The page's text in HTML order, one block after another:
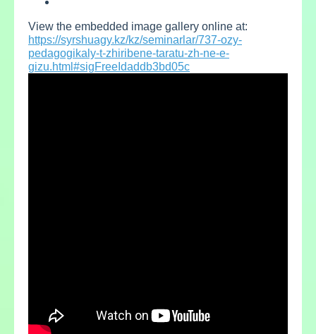
View the embedded image gallery online at:
https://syrshuagy.kz/kz/seminarlar/737-ozy-
pedagogikaly-t-zhiribene-taratu-zh-ne-e-
gizu.html#sigFreeIdaddb3bd05c